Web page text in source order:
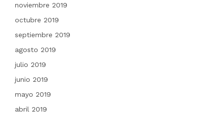
noviembre 2019
octubre 2019
septiembre 2019
agosto 2019
julio 2019
junio 2019
mayo 2019
abril 2019